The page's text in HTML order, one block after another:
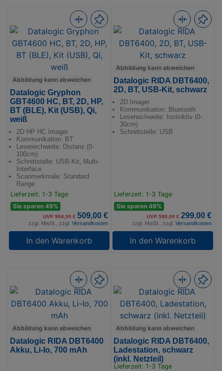
Abbildung kann abweichen
Datalogic Gryphon
GBT4600 HC, BT, 2D, HP,
BT (BLE), Kit (USB), Qi,
weiß
2D HP HC Imager
Kommunikation: BT
Lesereichweite: Distanz (0-
100cm)
Schnittstelle: USB-Kit, Multi-
Interface
Scanmerkmale: Standard
Range
Lieferzeit: 1-3 Tage
Sie sparen 49%
UVP 994,00 € 509,00 €
zzgl. MwSt., zzgl. Versandkosten
In den Warenkorb
Abbildung kann abweichen
Datalogic RIDA DBT6400,
2D, BT, USB-Kit, schwarz
2D Imager
Kommunikation: Bluetooth
Lesereichweite: Instinktiv (0-
30cm)
Schnittstelle: USB
Lieferzeit: 1-3 Tage
Sie sparen 49%
UVP 590,00 € 299,00 €
zzgl. MwSt., zzgl. Versandkosten
In den Warenkorb
Abbildung kann abweichen
Datalogic RIDA DBT6400
Akku, Li-Io, 700 mAh
Abbildung kann abweichen
Datalogic RIDA DBT6400,
Ladestation, schwarz
(inkl. Netzteil)
Lieferzeit: 1-3 Tage